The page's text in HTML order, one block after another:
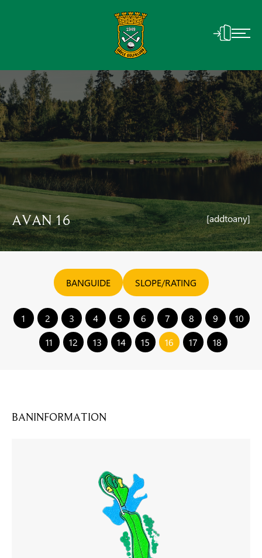
AVAN 16 [addtoany]
BANGUIDE SLOPE/RATING
1 2 3 4 5 6 7 8 9
10
11
12 13 14 15 16 17 18
BANINFORMATION